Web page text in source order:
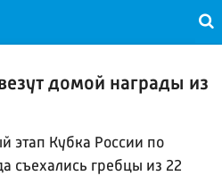
домой награды из
этап Кубка России по
съехались гребцы из 22